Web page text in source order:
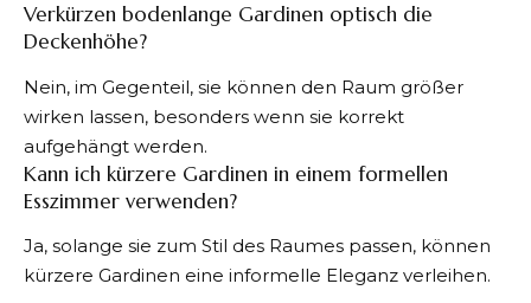
Verkürzen bodenlange Gardinen optisch die
Deckenhöhe?
Nein, im Gegenteil, sie können den Raum größer
wirken lassen, besonders wenn sie korrekt
aufgehängt werden.
Kann ich kürzere Gardinen in einem formellen
Esszimmer verwenden?
Ja, solange sie zum Stil des Raumes passen, können
kürzere Gardinen eine informelle Eleganz verleihen.